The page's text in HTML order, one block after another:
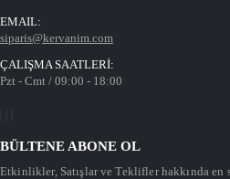
EMAIL:
siparis@kervanim.com
ÇALIŞMA SAATLERİ:
Pzt - Cmt / 09:00 - 18:00
BÜLTENE ABONE OL
Etkinlikler, Satışlar ve Teklifler hakkında